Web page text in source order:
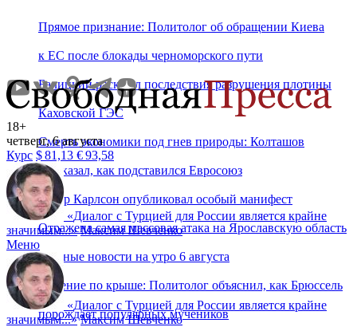
Прямое признание: Политолог об обращении Киева
к ЕС после блокады черноморского пути
Балицкий раскрыл последствия разрушения плотины
Каховской ГЭС
Смерть экономики под гнев природы: Колташов
рассказал, как подставился Евросоюз
Такер Карлсон опубликовал особый манифест
Отражена самая массовая атака на Ярославскую область
Главные новости на утро 6 августа
Решение по крыше: Политолог объяснил, как Брюссель
порождает популярных мучеников
18+
четверг, 6 августа
Курс $81,13 €93,58
«Диалог с Турцией для России является крайне
значимым...» Максим Шевченко
Меню
«Диалог с Турцией для России является крайне
значимым...» Максим Шевченко